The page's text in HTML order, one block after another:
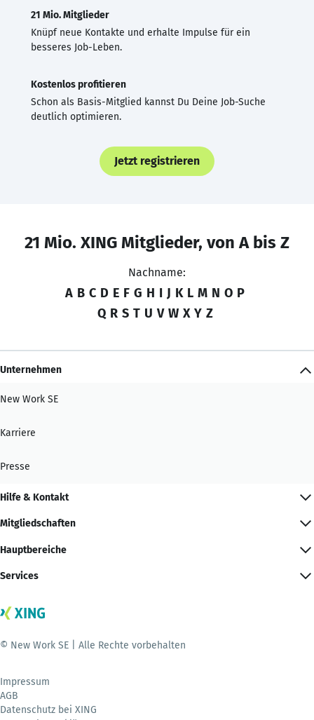
21 Mio. Mitglieder
Knüpf neue Kontakte und erhalte Impulse für ein
besseres Job-Leben.
Kostenlos profitieren
Schon als Basis-Mitglied kannst Du Deine Job-Suche
deutlich optimieren.
Jetzt registrieren
21 Mio. XING Mitglieder, von A bis Z
Nachname:
A B C D E F G H I J K L M N O P
Q R S T U V W X Y Z
Unternehmen
New Work SE
Karriere
Presse
Hilfe & Kontakt
Mitgliedschaften
Hauptbereiche
Services
© New Work SE | Alle Rechte vorbehalten
Impressum
AGB
Datenschutz bei XING